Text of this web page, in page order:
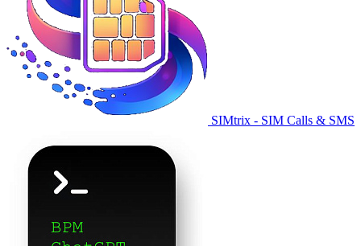
SIMtrix - SIM Calls & SMS